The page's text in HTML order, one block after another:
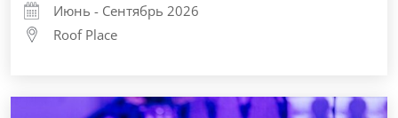
Июнь - Сентябрь 2026
Roof Place